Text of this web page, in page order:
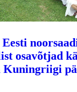
osavõtjad
Kuningriigi